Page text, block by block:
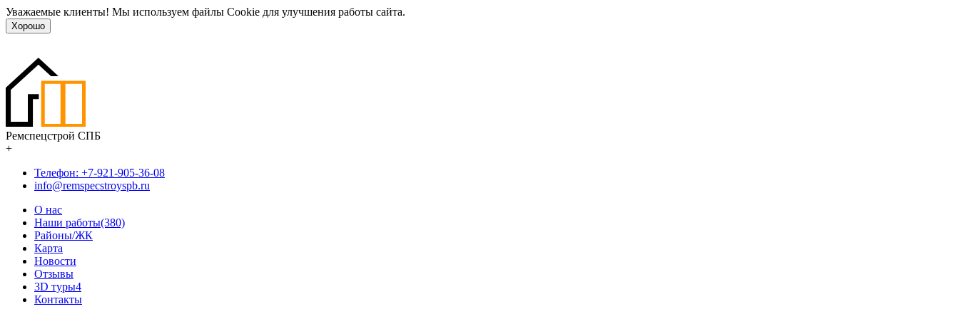
Уважаемые клиенты! Мы используем файлы Cookie для улучшения работы сайта.
Хорошо
Ремспецстрой СПБ
+
Телефон: +7-921-905-36-08
info@remspecstroyspb.ru
О нас
Наши работы(380)
Районы/ЖК
Карта
Новости
Отзывы
3D туры4
Контакты